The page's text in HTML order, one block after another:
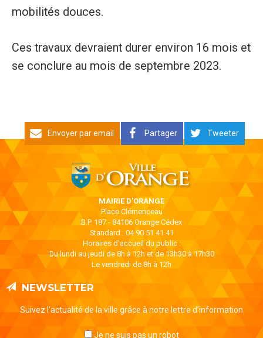
mobilités douces.
Ces travaux devraient durer environ 16 mois et
se conclure au mois de septembre 2023.
Envoyer par email Partager Tweeter
MAIRIE D'ORANGE
Place Clémenceau
B.P. 187 - 84106 Orange Cédex
Standard : 04 90 51 41 41
Horaires d'accueil du public :
Du lundi au jeudi de 8h à 12h et de 13h30 à 17h30
Le vendredi de 8h à 12h
NEWSLETTER
Suivez l’actualité de la ville grâce à notre lettre d’information
Je ne suis pas un robot